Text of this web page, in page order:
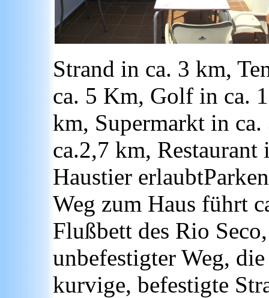
Strand in ca. 3 km,
ca. 5 Km, Golf in ca.
km, Supermarkt in
ca.2,7 km,
Haustier
Weg zum Haus führt
Flußbett des Rio
unbefestigter Weg,
kurvige, befestigte